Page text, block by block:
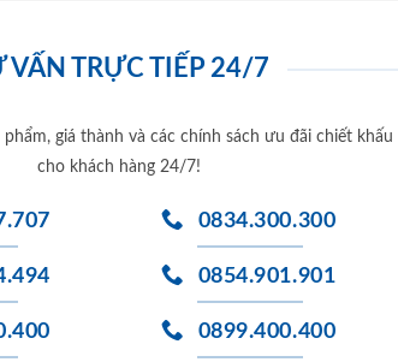
VẤN TRỰC TIẾP 24/7
giá thành và các chính sách ưu đãi chiết khấu
cho khách hàng 24/7!
0834.300.300
0854.901.901
0899.400.400